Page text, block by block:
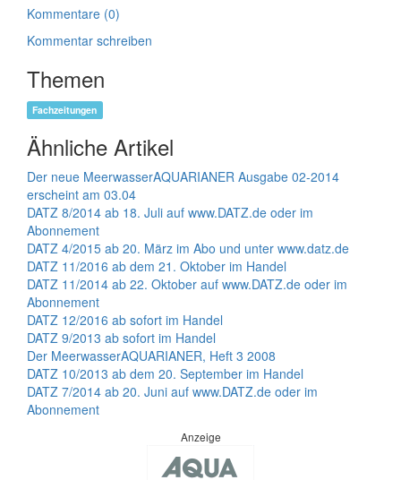
Kommentare (0)
Kommentar schreiben
Themen
Fachzeitungen
Ähnliche Artikel
Der neue MeerwasserAQUARIANER Ausgabe 02-2014
erscheint am 03.04
DATZ 8/2014 ab 18. Juli auf www.DATZ.de oder im
Abonnement
DATZ 4/2015 ab 20. März im Abo und unter www.datz.de
DATZ 11/2016 ab dem 21. Oktober im Handel
DATZ 11/2014 ab 22. Oktober auf www.DATZ.de oder im
Abonnement
DATZ 12/2016 ab sofort im Handel
DATZ 9/2013 ab sofort im Handel
Der MeerwasserAQUARIANER, Heft 3 2008
DATZ 10/2013 ab dem 20. September im Handel
DATZ 7/2014 ab 20. Juni auf www.DATZ.de oder im
Abonnement
Anzeige